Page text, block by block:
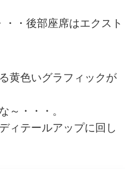
・後部座席はエクスト
黄色いグラフィックが
～・・・。
ィテールアップに回し